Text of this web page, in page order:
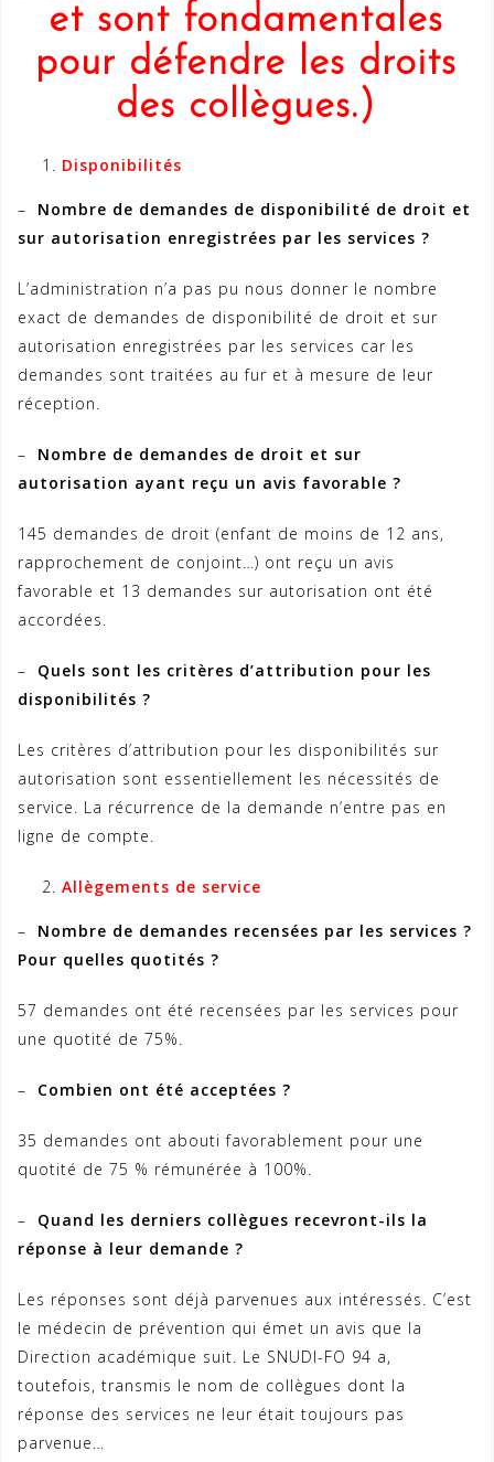
et sont fondamentales
pour défendre les droits
des collègues.)
Disponibilités
– Nombre de demandes de disponibilité de droit et
sur autorisation enregistrées par les services ?
L’administration n’a pas pu nous donner le nombre
exact de demandes de disponibilité de droit et sur
autorisation enregistrées par les services car les
demandes sont traitées au fur et à mesure de leur
réception.
– Nombre de demandes de droit et sur
autorisation ayant reçu un avis favorable ?
145 demandes de droit (enfant de moins de 12 ans,
rapprochement de conjoint…) ont reçu un avis
favorable et 13 demandes sur autorisation ont été
accordées.
– Quels sont les critères d’attribution pour les
disponibilités ?
Les critères d’attribution pour les disponibilités sur
autorisation sont essentiellement les nécessités de
service. La récurrence de la demande n’entre pas en
ligne de compte.
Allègements de service
– Nombre de demandes recensées par les services ?
Pour quelles quotités ?
57 demandes ont été recensées par les services pour
une quotité de 75%.
– Combien ont été acceptées ?
35 demandes ont abouti favorablement pour une
quotité de 75 % rémunérée à 100%.
– Quand les derniers collègues recevront-ils la
réponse à leur demande ?
Les réponses sont déjà parvenues aux intéressés. C’est
le médecin de prévention qui émet un avis que la
Direction académique suit. Le SNUDI-FO 94 a,
toutefois, transmis le nom de collègues dont la
réponse des services ne leur était toujours pas
parvenue…